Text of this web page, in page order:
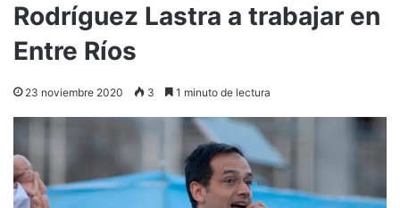
Rodríguez Lastra a trabajar en
Entre Ríos
23 noviembre 2020 3 1 minuto de lectura